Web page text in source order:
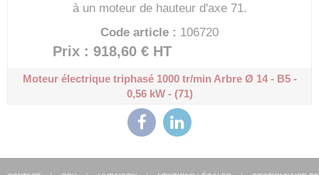
à un moteur de hauteur d'axe 71.
Code article : 106720
Prix : 918,60 € HT
Moteur électrique triphasé 1000 tr/minArbre Ø 14 - B5 -
0,56 kW - (71)